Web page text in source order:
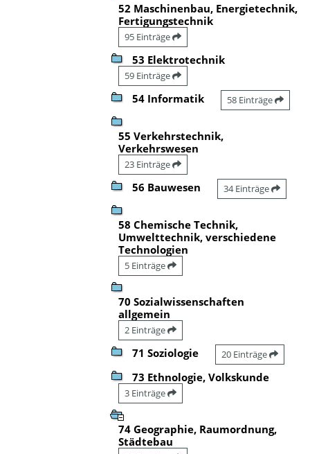
52 Maschinenbau, Energietechnik,
Fertigungstechnik
95 Einträge
53 Elektrotechnik
59 Einträge
54 Informatik 58 Einträge
55 Verkehrstechnik,
Verkehrswesen
23 Einträge
56 Bauwesen 34 Einträge
58 Chemische Technik,
Umwelttechnik, verschiedene
Technologien
5 Einträge
70 Sozialwissenschaften
allgemein
2 Einträge
71 Soziologie 20 Einträge
73 Ethnologie, Volkskunde
3 Einträge
74 Geographie, Raumordnung,
Städtebau